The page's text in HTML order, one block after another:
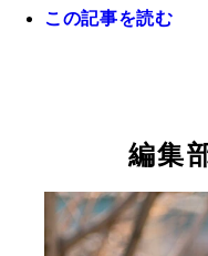
この記事を読む
編集